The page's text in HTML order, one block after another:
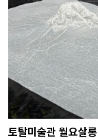
토탈미술관 월요살롱